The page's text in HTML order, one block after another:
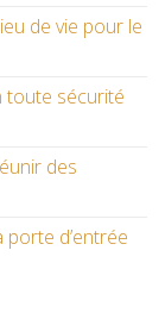
de vie pour le
toute sécurité
des
d’entrée